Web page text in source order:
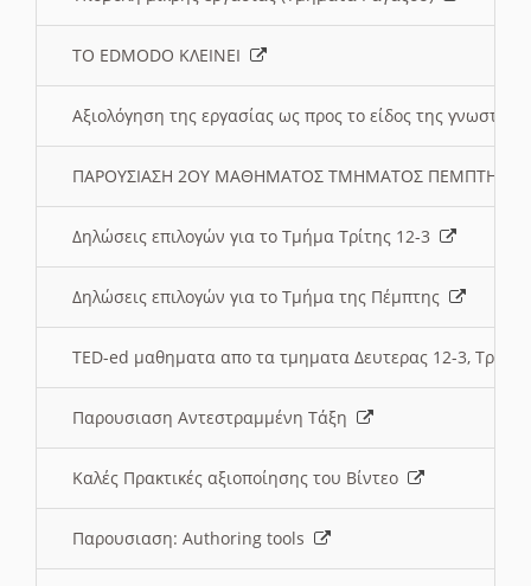
ΤΟ EDMODO ΚΛΕΙΝΕΙ
Αξιολόγηση της εργασίας ως προς το είδος της
ΠΑΡΟΥΣΙΑΣΗ 2ΟΥ ΜΑΘΗΜΑΤΟΣ ΤΜΗΜΑΤΟΣ
Δηλώσεις επιλογών για το Τμήμα Τρίτης 12-3
Δηλώσεις επιλογών για το Τμήμα της Πέμπτης
TED-ed μαθηματα απο τα τμηματα Δευτερας 12-3,
Παρουσιαση Αντεστραμμένη Τάξη
Καλές Πρακτικές αξιοποίησης του Βίντεο
Παρουσιαση: Authoring tools